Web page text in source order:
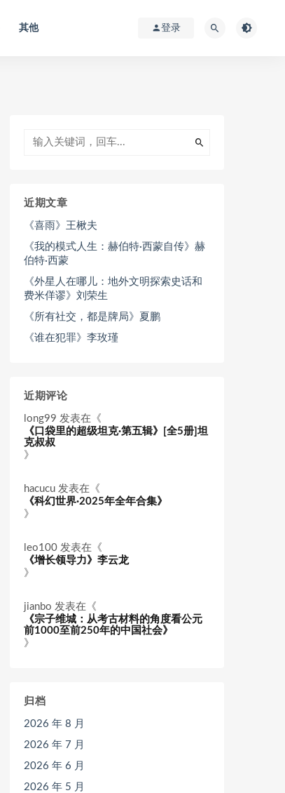
其他 登录
近期文章
《喜雨》王楸夫
《我的模式人生：赫伯特·西蒙自传》赫
伯特·西蒙
《外星人在哪儿：地外文明探索史话和
费米佯谬》刘荣生
《所有社交，都是牌局》夏鹏
《谁在犯罪》李玫瑾
近期评论
long99 发表在《
《口袋里的超级坦克·第五辑》[全5册]坦
克叔叔
》
hacucu 发表在《
《科幻世界·2025年全年合集》
》
leo100 发表在《
《增长领导力》李云龙
》
jianbo 发表在《
《宗子维城：从考古材料的角度看公元
前1000至前250年的中国社会》
》
归档
2026 年 8 月
2026 年 7 月
2026 年 6 月
2026 年 5 月